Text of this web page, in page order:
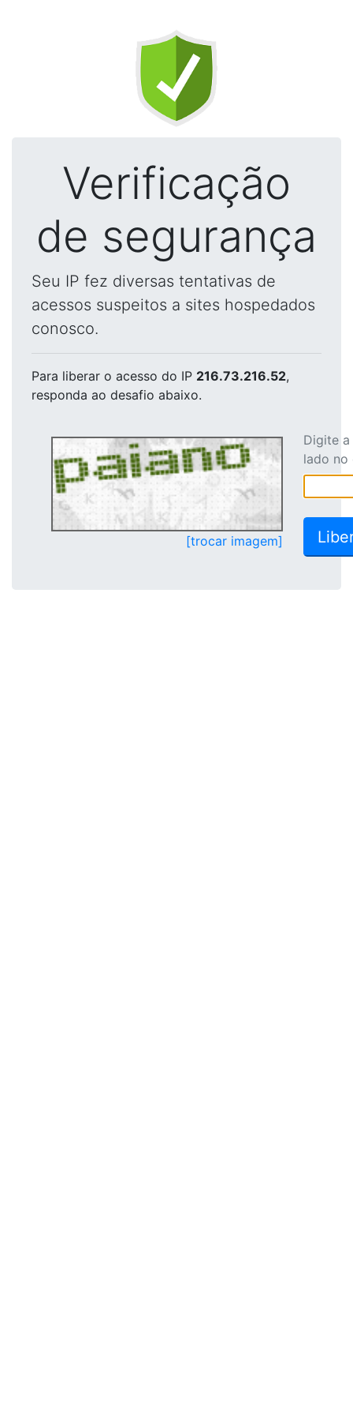
Verificação
de segurança
Seu IP fez diversas tentativas de
acessos suspeitos a sites hospedados
conosco.
Para liberar o acesso do IP 216.73.216.52,
responda ao desafio abaixo.
[trocar imagem]
Digite
lado no